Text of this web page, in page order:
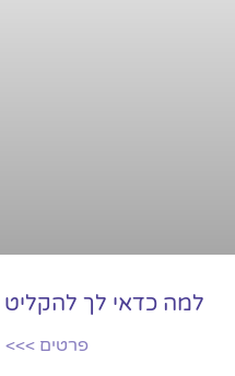
למה כדאי לך
פרטים >>>